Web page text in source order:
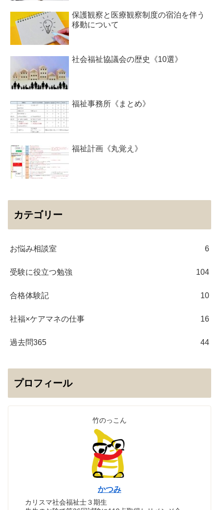
保護観察と医療観察制度の宿泊を伴う
移動について
社会福祉協議会の歴史《10選》
福祉事務所《まとめ》
福祉計画《丸覚え》
カテゴリー
お悩み相談室 6
受験に役立つ勉強 104
合格体験記 10
社福×ケアマネの仕事 16
過去問365 44
プロフィール
竹のっこん
かつみ
カリスマ社会福祉士３期生